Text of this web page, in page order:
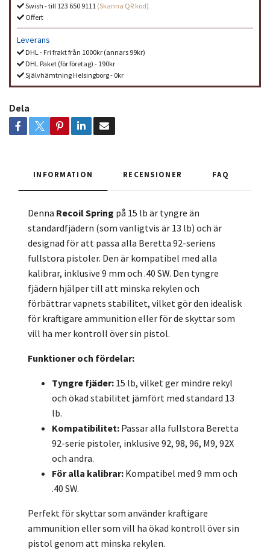
Swish - till 123 650 9111 (Skanna QR kod)
Offert
Leverans
DHL - Fri frakt från 1000kr (annars 99kr)
DHL Paket (för företag) - 190kr
Självhämtning Helsingborg - 0kr
Dela
INFORMATION RECENSIONER FAQ
Denna Recoil Spring på 15 lb är tyngre än
standardfjädern (som vanligtvis är 13 lb) och är
designad för att passa alla Beretta 92-seriens
fullstora pistoler. Den är kompatibel med alla
kalibrar, inklusive 9 mm och .40 SW. Den tyngre
fjädern hjälper till att minska rekylen och
förbättrar vapnets stabilitet, vilket gör den idealisk
för kraftigare ammunition eller för de skyttar som
vill ha mer kontroll över sin pistol.
Funktioner och fördelar:
Tyngre fjäder: 15 lb, vilket ger mindre rekyl
och ökad stabilitet jämfört med standard 13
lb.
Kompatibilitet: Passar alla fullstora Beretta
92-serie pistoler, inklusive 92, 98, 96, M9, 92X
och andra.
För alla kalibrar: Kompatibel med 9 mm och
.40 SW.
Perfekt för skyttar som använder kraftigare
ammunition eller som vill ha ökad kontroll över sin
pistol genom att minska rekylen.